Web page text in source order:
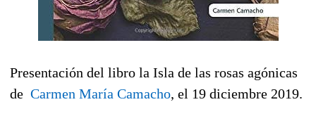
Presentación del libro la Isla de las rosas agónicas
de Carmen María Camacho, el 19 diciembre 2019.